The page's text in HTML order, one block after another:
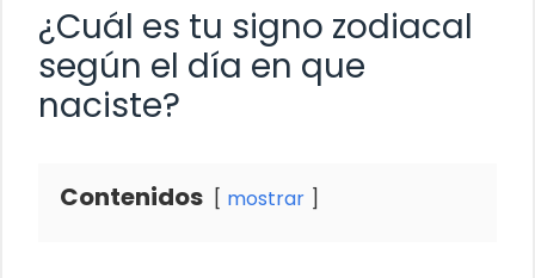
¿Cuál es tu signo zodiacal
según el día en que
naciste?
Contenidos mostrar